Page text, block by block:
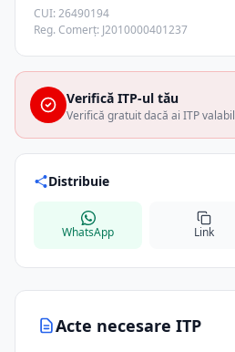
Acte necesare ITP
CUI: 26490194
Reg. Comerț: J2010000401237
Verifică ITP-ul tău
Verifică gratuit dacă ai ITP valabil
Distribuie
WhatsApp Link